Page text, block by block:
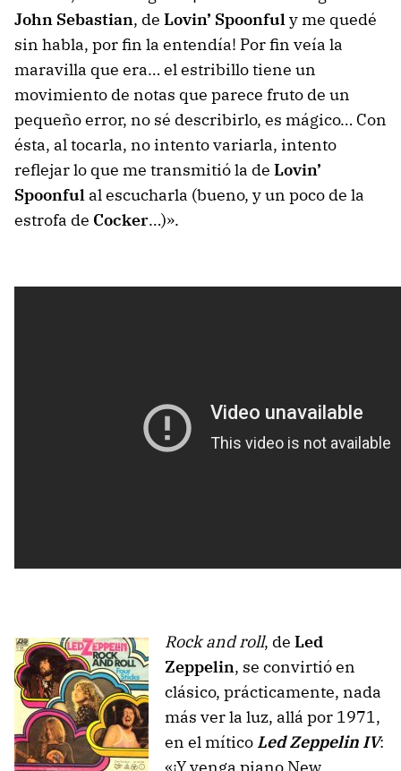
John Sebastian, de Lovin’ Spoonfuly me quedé
sin habla, por fin la entendía! Por fin veía la
maravilla que era… el estribillo tiene un
movimiento de notas que parece fruto de un
pequeño error, no sé describirlo, es mágico… Con
ésta, al tocarla, no intento variarla, intento
reflejar lo que me transmitió la de Lovin’
Spoonful al escucharla (bueno, y un poco de la
estrofa de Cocker…)».
Rock and roll, de Led
Zeppelin, se convirtió en
clásico, prácticamente, nada
más ver la luz, allá por 1971,
en el mítico Led Zeppelin IV: